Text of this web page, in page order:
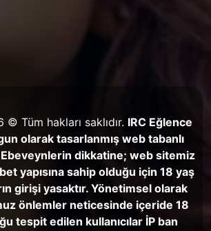
Tüm hakları saklıdır. IRC Eğlence
olarak tasarlanmış web tabanlı
Ebeveynlerin dikkatine; web sitemiz
yapısına sahip olduğu için 18 yaş
girişi yasaktır. Yönetimsel olarak
önlemler neticesinde içeride 18
tespit edilen kullanıcılar İP ban